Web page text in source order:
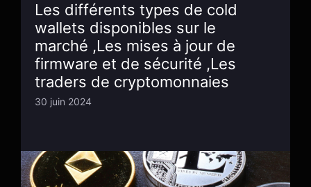
Les différents types de cold
wallets disponibles sur le
marché ,Les mises à jour de
firmware et de sécurité ,Les
traders de cryptomonnaies
30 juin 2024